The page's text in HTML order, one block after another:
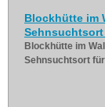
Blockhütte im
Blockhütte im
Sehnsuchtsort